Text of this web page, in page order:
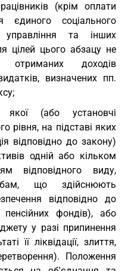
(крім оплати
єдиного соціального
управління та інших
цілей цього абзацу не
отриманих доходів
визначених пп.
якої (або установчі
рівня, на підставі яких
відповідно до закону)
одній або кільком
відповідного виду,
що здійснюють
відповідно до
фондів), або
у разі припинення
її ліквідації, злиття,
Положення